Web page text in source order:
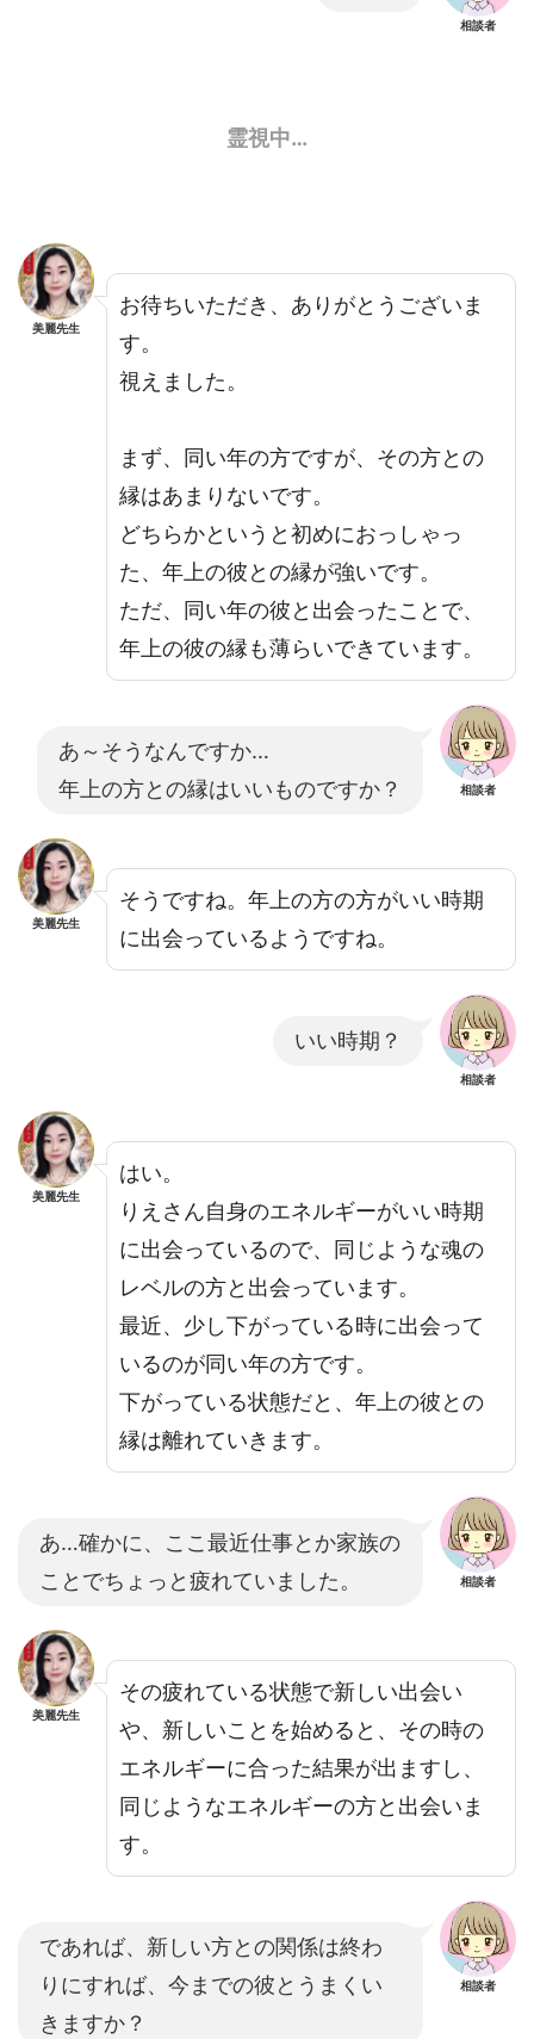
相談者
霊視中…
美麗先生
お待ちいただき、ありがとうございま
す。
視えました。
まず、同い年の方ですが、その方との
縁はあまりないです。
どちらかというと初めにおっしゃっ
た、年上の彼との縁が強いです。
ただ、同い年の彼と出会ったことで、
年上の彼の縁も薄らいできています。
あ～そうなんですか…
年上の方との縁はいいものですか？
相談者
美麗先生
そうですね。年上の方の方がいい時期
に出会っているようですね。
いい時期？
相談者
美麗先生
はい。
りえさん自身のエネルギーがいい時期
に出会っているので、同じような魂の
レベルの方と出会っています。
最近、少し下がっている時に出会って
いるのが同い年の方です。
下がっている状態だと、年上の彼との
縁は離れていきます。
あ…確かに、ここ最近仕事とか家族の
ことでちょっと疲れていました。
相談者
美麗先生
その疲れている状態で新しい出会い
や、新しいことを始めると、その時の
エネルギーに合った結果が出ますし、
同じようなエネルギーの方と出会いま
す。
であれば、新しい方との関係は終わ
りにすれば、今までの彼とうまくい
きますか？
相談者